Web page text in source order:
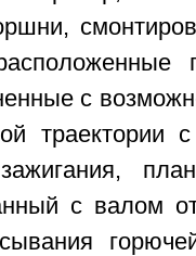
с
траектории
с валом